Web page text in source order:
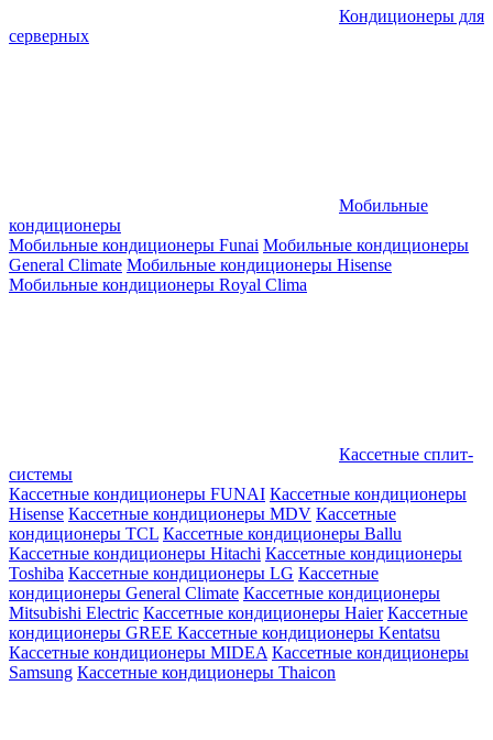
Кондиционеры для
серверных
Мобильные
кондиционеры
Мобильные кондиционеры Funai Мобильные кондиционеры
General Climate Мобильные кондиционеры Hisense
Мобильные кондиционеры Royal Clima
Кассетные сплит-
системы
Кассетные кондиционеры FUNAI Кассетные кондиционеры
Hisense Кассетные кондиционеры MDV Кассетные
кондиционеры TCL Кассетные кондиционеры Ballu
Кассетные кондиционеры Hitachi Кассетные кондиционеры
Toshiba Кассетные кондиционеры LG Кассетные
кондиционеры General Climate Кассетные кондиционеры
Mitsubishi Electric Кассетные кондиционеры Haier Кассетные
кондиционеры GREE Кассетные кондиционеры Kentatsu
Кассетные кондиционеры MIDEA Кассетные кондиционеры
Samsung Кассетные кондиционеры Thaicon